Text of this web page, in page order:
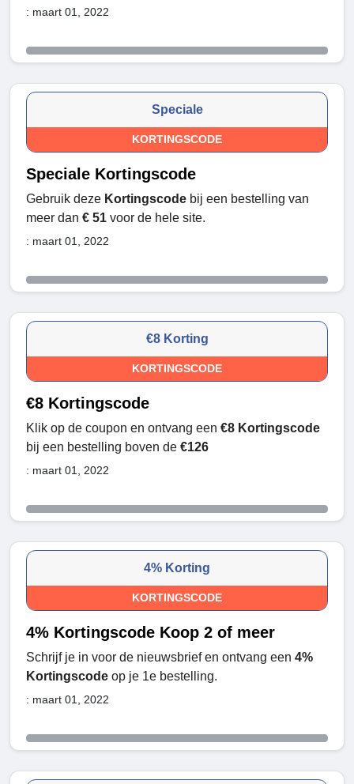
: maart 01, 2022
Speciale
KORTINGSCODE
Speciale Kortingscode
Gebruik deze Kortingscode bij een bestelling van
meer dan € 51 voor de hele site.
: maart 01, 2022
€8 Korting
KORTINGSCODE
€8 Kortingscode
Klik op de coupon en ontvang een €8 Kortingscode
bij een bestelling boven de €126
: maart 01, 2022
4% Korting
KORTINGSCODE
4% Kortingscode Koop 2 of meer
Schrijf je in voor de nieuwsbrief en ontvang een 4%
Kortingscode op je 1e bestelling.
: maart 01, 2022